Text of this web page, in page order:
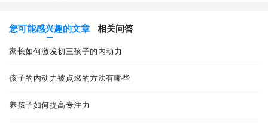
您可能感兴趣的文章 相关问答
家长如何激发初三孩子的内动力
孩子的内动力被点燃的方法有哪些
养孩子如何提高专注力